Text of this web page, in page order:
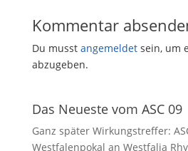
Kommentar
Du musst angemeldetsein, um
abzugeben.
Das Neueste vom ASC 09
Ganz später Wirkungstreffer:
Westfalenpokal an Westfalia